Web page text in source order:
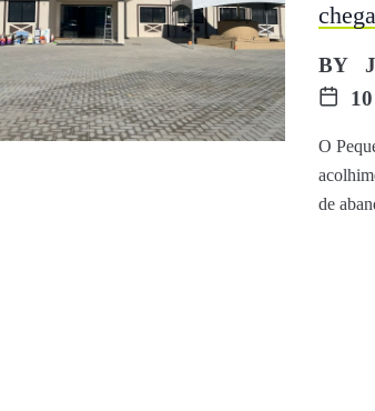
BY
O
de